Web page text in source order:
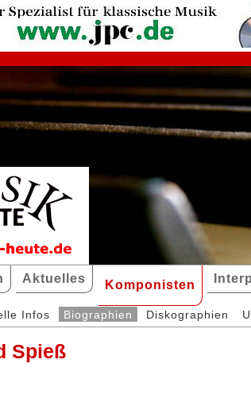
Aktuelles Komponisten
Infos Biographien Diskographien
Spieß